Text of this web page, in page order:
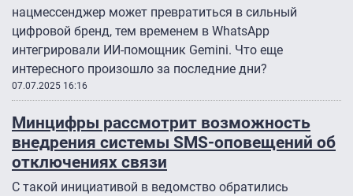
нацмессенджер может превратиться в сильный
цифровой бренд, тем временем в WhatsApp
интегрировали ИИ-помощник Gemini. Что еще
интересного произошло за последние дни?
07.07.2025 16:16
Минцифры рассмотрит возможность
внедрения системы SMS-оповещений об
отключениях связи
С такой инициативой в ведомство обратились